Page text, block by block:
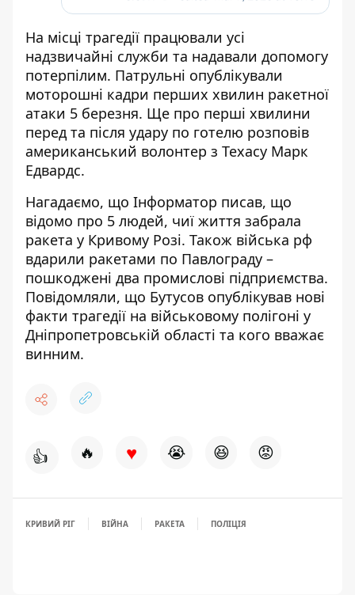
На місці трагедії працювали усі
надзвичайні служби та надавали допомогу
потерпілим. Патрульні опублікували
моторошні кадри перших хвилин ракетної
атаки 5 березня. Ще про перші хвилини
перед та після удару по готелю розповів
американський волонтер з Техасу Марк
Едвардс.
Нагадаємо, що Інформатор писав, що
відомо про 5 людей, чиї життя забрала
ракета у Кривому Розі. Також війська рф
вдарили ракетами по Павлограду –
пошкоджені два промислові підприємства.
Повідомляли, що Бутусов опублікував нові
факти трагедії на військовому полігоні у
Дніпропетровській області та кого вважає
винним.
👍 🔥 ♥ 😭 😆 😡
КРИВИЙ РІГ ВІЙНА РАКЕТА ПОЛІЦІЯ